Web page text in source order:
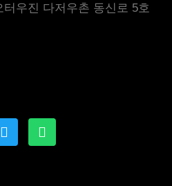
우진 다저우촌 동신로 5호